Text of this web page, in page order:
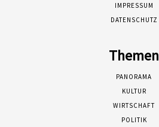
IMPRESSUM
DATENSCHUTZ
Themen
PANORAMA
KULTUR
WIRTSCHAFT
POLITIK